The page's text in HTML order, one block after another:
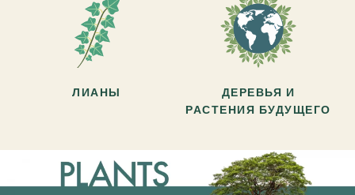
ЛИАНЫ
ДЕРЕВЬЯ И
РАСТЕНИЯ БУДУЩЕГО